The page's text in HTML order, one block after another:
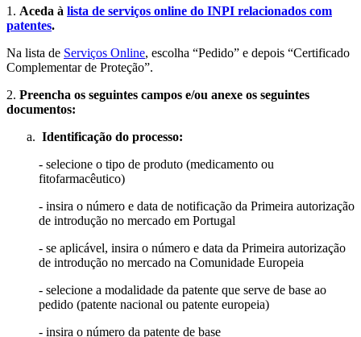
1. Aceda à lista de serviços online do INPI relacionados com
patentes.
Na lista de Serviços Online, escolha “Pedido” e depois “Certificado
Complementar de Proteção”.
2. Preencha os seguintes campos e/ou anexe os seguintes
documentos:
Identificação do processo:
- selecione o tipo de produto (medicamento ou
fitofarmacêutico)
- insira o número e data de notificação da Primeira autorização
de introdução no mercado em Portugal
- se aplicável, insira o número e data da Primeira autorização
de introdução no mercado na Comunidade Europeia
- selecione a modalidade da patente que serve de base ao
pedido (patente nacional ou patente europeia)
- insira o número da patente de base